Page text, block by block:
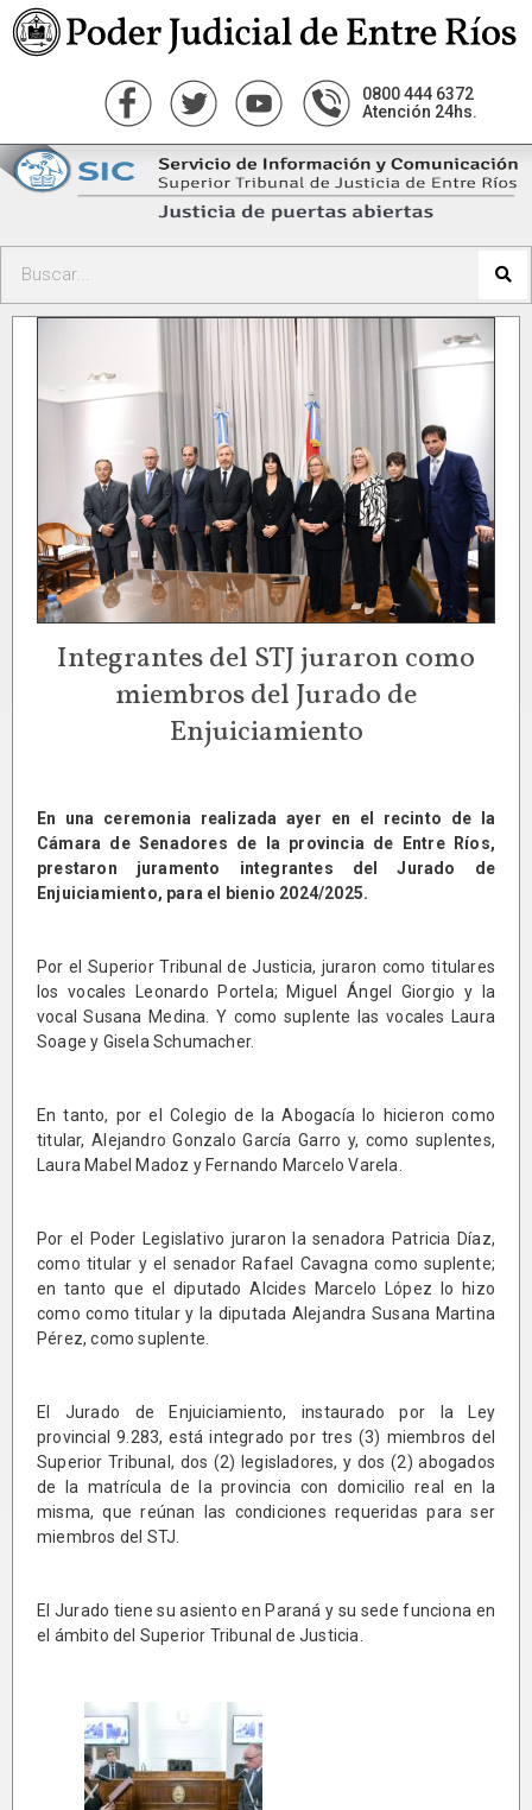
0800 444 6372
Atención 24hs.
Integrantes del STJ juraron como
miembros del Jurado de
Enjuiciamiento
En una ceremonia realizada ayer en el recinto de la
Cámara de Senadores de la provincia de Entre Ríos,
prestaron juramento integrantes del Jurado de
Enjuiciamiento, para el bienio 2024/2025.
Por el Superior Tribunal de Justicia, juraron como titulares
los vocales Leonardo Portela; Miguel Ángel Giorgio y la
vocal Susana Medina. Y como suplente las vocales Laura
Soage y Gisela Schumacher.
En tanto, por el Colegio de la Abogacía lo hicieron como
titular, Alejandro Gonzalo García Garro y, como suplentes,
Laura Mabel Madoz y Fernando Marcelo Varela.
Por el Poder Legislativo juraron la senadora Patricia Díaz,
como titular y el senador Rafael Cavagna como suplente;
en tanto que el diputado Alcides Marcelo López lo hizo
como como titular y la diputada Alejandra Susana Martina
Pérez, como suplente.
El Jurado de Enjuiciamiento, instaurado por la Ley
provincial 9.283, está integrado por tres (3) miembros del
Superior Tribunal, dos (2) legisladores, y dos (2) abogados
de la matrícula de la provincia con domicilio real en la
misma, que reúnan las condiciones requeridas para ser
miembros del STJ.
El Jurado tiene su asiento en Paraná y su sede funciona en
el ámbito del Superior Tribunal de Justicia.